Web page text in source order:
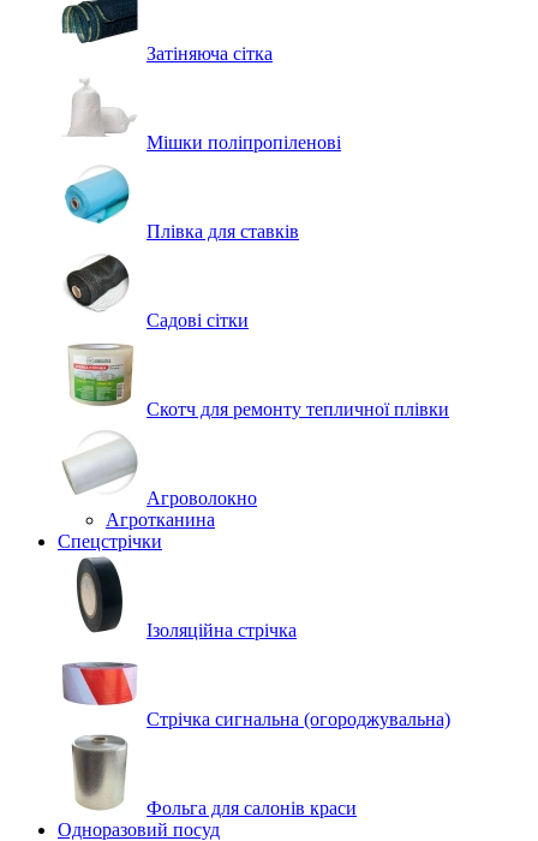
Затіняюча сітка
Мішки поліпропіленові
Плівка для ставків
Садові сітки
Скотч для ремонту тепличної плівки
Агроволокно
Агротканина
Спецстрічки
Ізоляційна стрічка
Стрічка сигнальна (огороджувальна)
Фольга для салонів краси
Одноразовий посуд